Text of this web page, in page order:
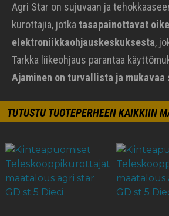
Agri Star on sujuvaan ja
kurottajia, jotka tasapainottavat
elektroniikkaohjauskeskuksesta,
Tarkka liikeohjaus parantaa
Ajaminen on turvallista ja mukavaa
TUTUSTU TUOTEPERHEEN KAIKKIIN